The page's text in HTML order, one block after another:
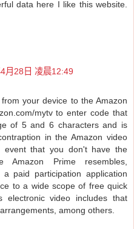
data here I like this website.
月28日 凌晨12:49
your device to the Amazon
mytv to enter code that
of 5 and 6 characters and is
in the Amazon video
event that you don't have the
Prime resembles,
a paid participation application
to a wide scope of free quick
electronic video includes that
among others.